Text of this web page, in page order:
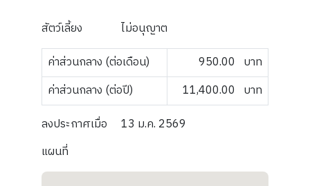
สัตว์เลี้ยง
ไม่อนุญาต
ค่าส่วนกลาง (ต่อเดือน)
950.00 บาท
ค่าส่วนกลาง (ต่อปี)
11,400.00 บาท
ลงประกาศเมื่อ
13 ม.ค. 2569
แผนที่